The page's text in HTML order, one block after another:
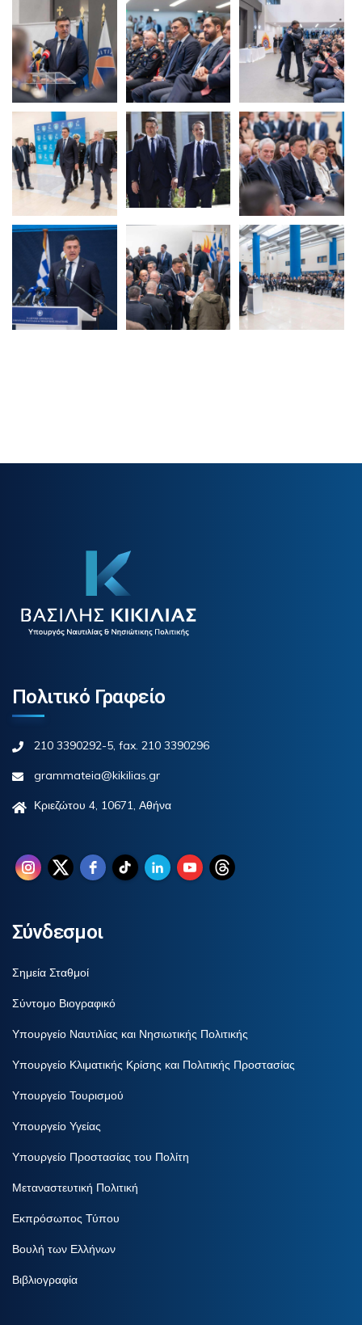
Πολιτικό Γραφείο
210 3390292-5, fax. 210 3390296
grammateia@kikilias.gr
Κριεζώτου 4, 10671, Αθήνα
Σύνδεσμοι
Σημεία Σταθμοί
Σύντομο Βιογραφικό
Υπουργείο Ναυτιλίας και Νησιωτικής Πολιτικής
Υπουργείο Κλιματικής Κρίσης και Πολιτικής Προστασίας
Υπουργείο Τουρισμού
Υπουργείο Υγείας
Υπουργείο Προστασίας του Πολίτη
Μεταναστευτική Πολιτική
Εκπρόσωπος Τύπου
Βουλή των Ελλήνων
Βιβλιογραφία